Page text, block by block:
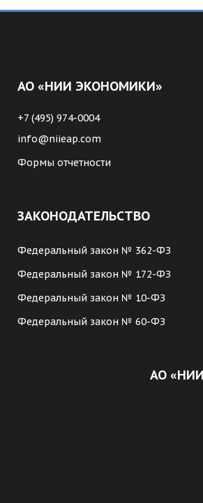
АО «НИИ ЭКОНОМИКИ»
+7 (495) 974-0004
info@niieap.com
Формы отчетности
ЗАКОНОДАТЕЛЬСТВО
Федеральный закон № 362-ФЗ
Федеральный закон № 172-ФЗ
Федеральный закон № 10-ФЗ
Федеральный закон № 60-ФЗ
АО